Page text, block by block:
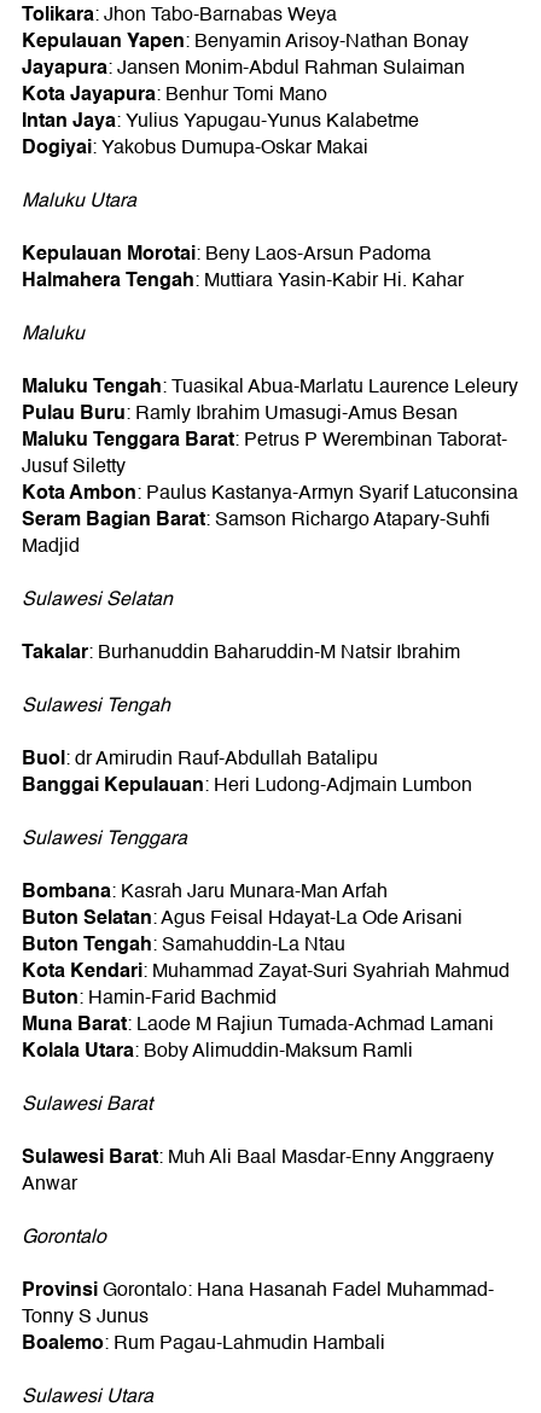
Tolikara: Jhon Tabo-Barnabas Weya
Kepulauan Yapen: Benyamin Arisoy-Nathan Bonay
Jayapura: Jansen Monim-Abdul Rahman Sulaiman
Kota Jayapura: Benhur Tomi Mano
Intan Jaya: Yulius Yapugau-Yunus Kalabetme
Dogiyai: Yakobus Dumupa-Oskar Makai
Maluku Utara
Kepulauan Morotai: Beny Laos-Arsun Padoma
Halmahera Tengah: Muttiara Yasin-Kabir Hi. Kahar
Maluku
Maluku Tengah: Tuasikal Abua-Marlatu Laurence Leleury
Pulau Buru: Ramly Ibrahim Umasugi-Amus Besan
Maluku Tenggara Barat: Petrus P Werembinan Taborat-
Jusuf Siletty
Kota Ambon: Paulus Kastanya-Armyn Syarif Latuconsina
Seram Bagian Barat: Samson Richargo Atapary-Suhfi
Madjid
Sulawesi Selatan
Takalar: Burhanuddin Baharuddin-M Natsir Ibrahim
Sulawesi Tengah
Buol: dr Amirudin Rauf-Abdullah Batalipu
Banggai Kepulauan: Heri Ludong-Adjmain Lumbon
Sulawesi Tenggara
Bombana: Kasrah Jaru Munara-Man Arfah
Buton Selatan: Agus Feisal Hdayat-La Ode Arisani
Buton Tengah: Samahuddin-La Ntau
Kota Kendari: Muhammad Zayat-Suri Syahriah Mahmud
Buton: Hamin-Farid Bachmid
Muna Barat: Laode M Rajiun Tumada-Achmad Lamani
Kolala Utara: Boby Alimuddin-Maksum Ramli
Sulawesi Barat
Sulawesi Barat: Muh Ali Baal Masdar-Enny Anggraeny
Anwar
Gorontalo
ProvinsiGorontalo: Hana Hasanah Fadel Muhammad-
Tonny S Junus
Boalemo: Rum Pagau-Lahmudin Hambali
Sulawesi Utara